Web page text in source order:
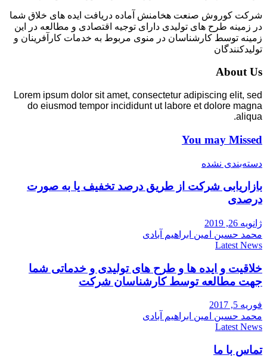
شرکت کوروش صنعت هخامنش آماده دریافت ایده های خلاق شما
در زمینه طرح های تولیدی دارای توجیه اقتصادی و مطالعه در این
زمینه توسط کارشناسان در منوی مربوط به خدمات کارآفرینان و
تولیدکنندگان
About Us
Lorem ipsum dolor sit amet, consectetur adipiscing elit, sed
do eiusmod tempor incididunt ut labore et dolore magna
aliqua.
You may Missed
دسته‌بندی نشده
بازاریابی شرکت از طریق درصد تخفیف یا به صورت
درصدی
ژانویه 26, 2019
محمد حسین امین ابراهیم آبادی
Latest News
خلاقیت و ایده ها و طرح های تولیدی و خدماتی شما
جهت مطالعه توسط کارشناسان شرکت
فوریه 5, 2017
محمد حسین امین ابراهیم آبادی
Latest News
تماس با ما